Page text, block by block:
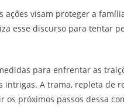
visam proteger a
esse discurso para tentar
para enfrentar as
A trama, repleta de
próximos passos dessa